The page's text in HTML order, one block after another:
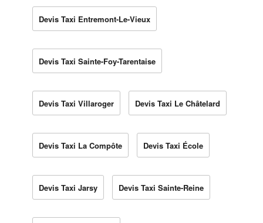
Devis Taxi Entremont-Le-Vieux
Devis Taxi Sainte-Foy-Tarentaise
Devis Taxi Villaroger Devis Taxi Le Châtelard
Devis Taxi La Compôte Devis Taxi École
Devis Taxi Jarsy Devis Taxi Sainte-Reine